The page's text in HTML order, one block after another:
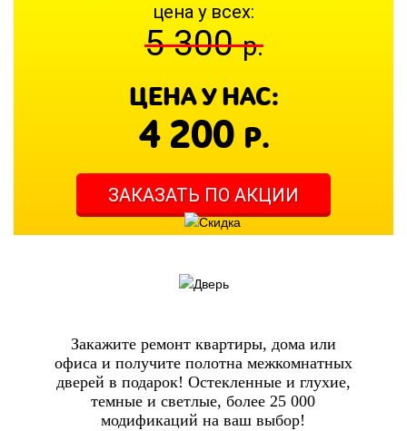
цена у всех:
5 300р.
ЦЕНА У НАС:
4 200 Р.
ЗАКАЗАТЬ ПО АКЦИИ
Закажите ремонт квартиры, дома или
офиса и получите полотна межкомнатных
дверей в подарок! Остекленные и глухие,
темные и светлые, более 25 000
модификаций на ваш выбор!